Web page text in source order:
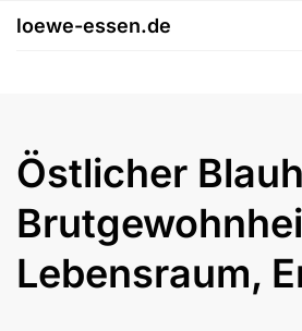
loewe-essen.de
Östlicher
Lebensraum,